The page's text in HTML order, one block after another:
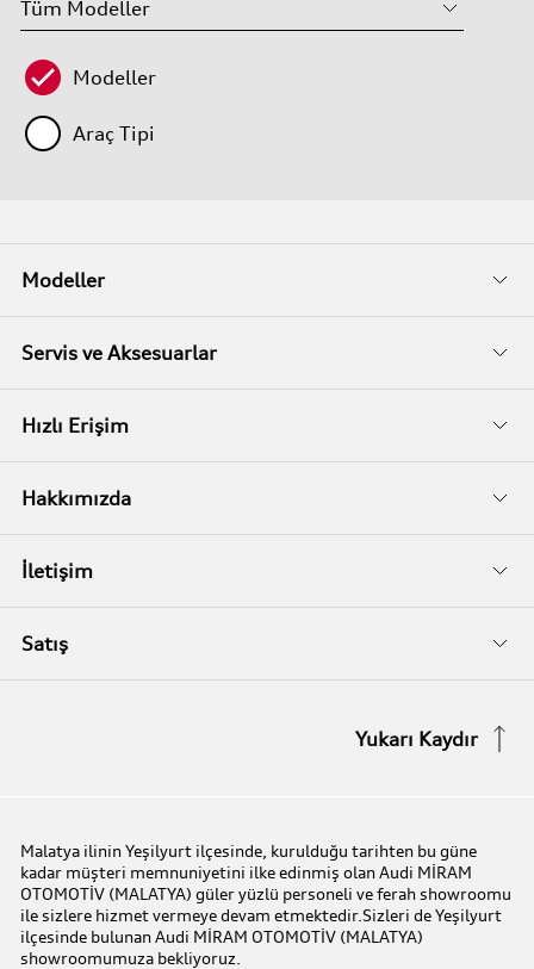
Modeller
Araç Tipi
Modeller
Fiyat Listeleri
Kampanyalar
Servis ve Aksesuarlar
Audi Garanti
Audi Kasko
Audi Garanti Plus
Serviste Prestijin 7 Prensibi
Audi Online Team
Benim Audim
Hızlı Erişim
Servis Randevusu
Hakkımızda
Biz Kimiz?
İletişim
İletişim Bilgileri
Satış
Audi prime :plus
Yukarı Kaydır
Malatya ilinin Yeşilyurt ilçesinde, kurulduğu tarihten bu güne
kadar müşteri memnuniyetini ilke edinmiş olan Audi MİRAM
OTOMOTİV (MALATYA) güler yüzlü personeli ve ferah showroomu
ile sizlere hizmet vermeye devam etmektedir.Sizleri de Yeşilyurt
ilçesinde bulunan Audi MİRAM OTOMOTİV (MALATYA)
showroomumuza bekliyoruz.